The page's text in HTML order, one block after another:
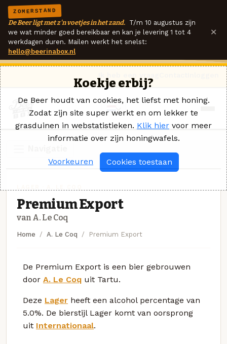
ZOMERSTAND
De Beer ligt met z'n voetjes in het zand. T/m 10 augustus zijn
we wat minder goed bereikbaar en kan je levering 1 tot 4
werkdagen duren. Mailen werkt het snelst:
hello@beerinabox.nl
×
Premium Export
van A. Le Coq
Home A. Le Coq Premium Export
De Premium Export is een bier gebrouwen
door A. Le Coq uit Tartu.
Deze Lager heeft een alcohol percentage van
5.0%. De bierstijl Lager komt van oorsprong
uit Internationaal.
Koekje erbij?
De Beer houdt van cookies, het liefst met honing.
Zodat zijn site super werkt en om lekker te
grasduinen in webstatistieken. Klik hier voor meer
informatie over zijn honingwafels.
Voorkeuren Cookies toestaan